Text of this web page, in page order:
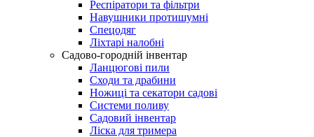
Респіратори та фільтри
Навушники протишумні
Спецодяг
Ліхтарі налобні
Садово-городній інвентар
Ланцюгові пили
Сходи та драбини
Ножиці та секатори садові
Системи поливу
Садовий інвентар
Ліска для тримера